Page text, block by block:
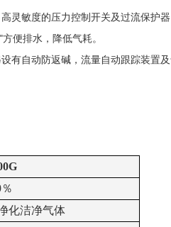
灵敏度的压力控制开关及过流保护
便排水，降低气耗。
有自动防返碱，流量自动跟踪装置
％
化洁净气体